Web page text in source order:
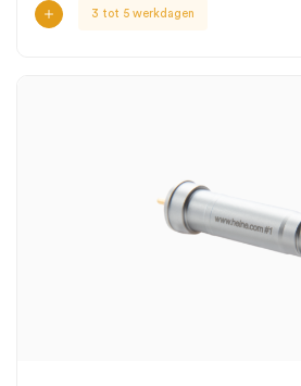
3 tot 5 werkdagen